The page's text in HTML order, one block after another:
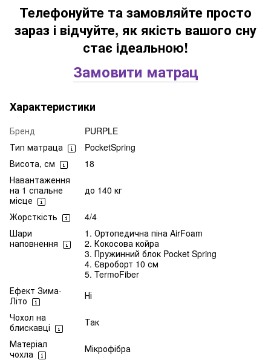
Телефонуйте та замовляйте просто
зараз і відчуйте, як якість вашого сну
стає ідеальною!
Замовити матрац
Характеристики
Бренд
PURPLE
Тип матраца
PocketSpring
Висота, см
18
Навантаження
на 1 спальне
місце
до 140 кг
Жорсткість
4/4
Шари
наповнення
1. Ортопедична піна AirFoam
2. Кокосова койра
3. Пружинний блок Pocket Spring
4. Євроборт 10 см
5. TermoFiber
Ефект Зима-
Літо
Ні
Чохол на
блискавці
Так
Матеріал
чохла
Мікрофібра